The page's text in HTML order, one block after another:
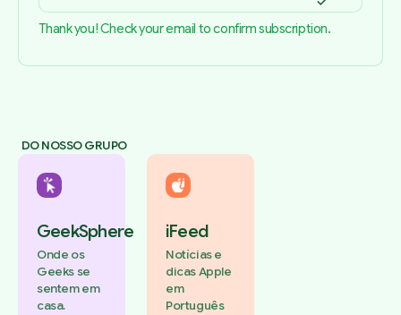
Thank you! Check your email to confirm subscription.
DO NOSSO GRUPO
GeekSphere
Onde os
Geeks se
sentem em
casa.
iFeed
Notícias e
dicas Apple
em
Português